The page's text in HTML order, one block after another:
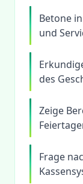
Betone
und
des
Zeige
Frage